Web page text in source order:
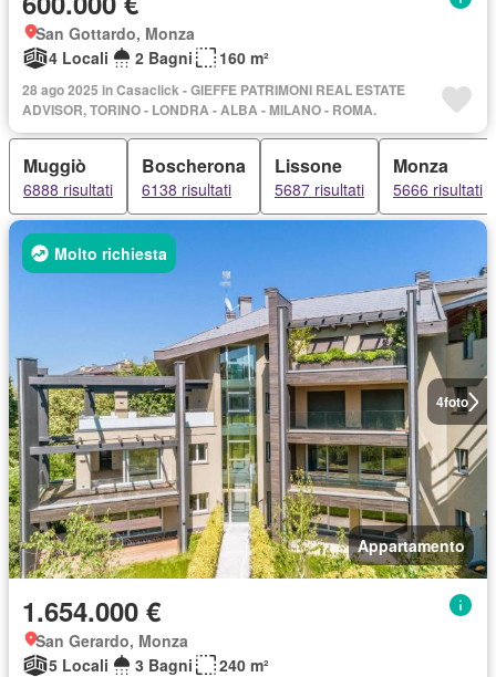
San Gottardo, Monza
4 Locali
2 Bagni 160 m²
28 ago 2025 in Casaclick - GIEFFE PATRIMONI REAL ESTATE
ADVISOR, TORINO - LONDRA - ALBA - MILANO - ROMA.
Muggiò
6888 risultati
Boscherona
6138 risultati
Lissone
5687 risultati
Monza
5666 risultati
4foto
Molto richiesta
Appartamento
1.654.000 €
San Gerardo, Monza
5 Locali
3 Bagni 240 m²